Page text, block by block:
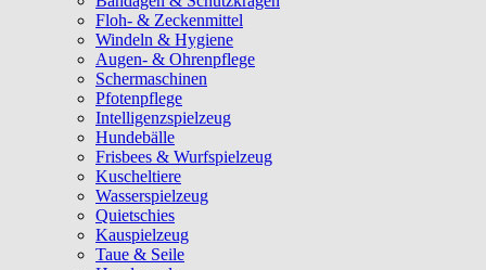
Floh- & Zeckenmittel
Windeln & Hygiene
Augen- & Ohrenpflege
Schermaschinen
Pfotenpflege
Intelligenzspielzeug
Hundebälle
Frisbees & Wurfspielzeug
Kuscheltiere
Wasserspielzeug
Quietschies
Kauspielzeug
Taue & Seile